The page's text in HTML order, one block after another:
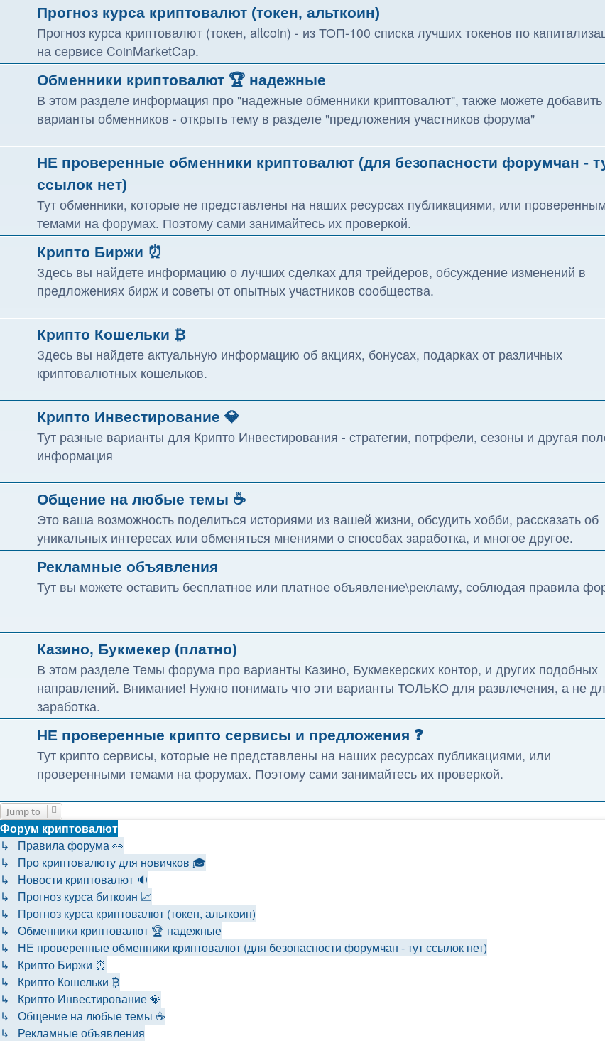
Прогноз курса криптовалют (токен, альткоин)
Прогноз курса криптовалют (токен, altcoin) - из ТОП-100 списка лучших токенов по
на сервисе CoinMarketCap.
Обменники криптовалют 🏆 надежные
В этом разделе информация про "надежные обменники криптовалют", также можете добавить
варианты обменников - открыть тему в разделе "предложения участников форума"
НЕ проверенные обменники криптовалют (для безопасности форумчан -
ссылок нет)
Тут обменники, которые не представлены на наших ресурсах публикациями, или
темами на форумах. Поэтому сами занимайтесь их проверкой.
Крипто Биржи ⏰
Здесь вы найдете информацию о лучших сделках для трейдеров, обсуждение изменений в
предложениях бирж и советы от опытных участников сообщества.
Крипто Кошельки ₿
Здесь вы найдете актуальную информацию об акциях, бонусах, подарках от различных
криптовалютных кошельков.
Крипто Инвестирование 💎
Тут разные варианты для Крипто Инвестирования - стратегии, потрфели, сезоны и другая
информация
Общение на любые темы ☕
Это ваша возможность поделиться историями из вашей жизни, обсудить хобби, рассказать об
уникальных интересах или обменяться мнениями о способах заработка, и многое другое.
Рекламные объявления
Тут вы можете оставить бесплатное или платное объявление\рекламу, соблюдая правила
Казино, Букмекер (платно)
В этом разделе Темы форума про варианты Казино, Букмекерских контор, и других подобных
направлений. Внимание! Нужно понимать что эти варианты ТОЛЬКО для развлечения, а не
заработка.
НЕ проверенные крипто сервисы и предложения ❓
Тут крипто сервисы, которые не представлены на наших ресурсах публикациями, или
проверенными темами на форумах. Поэтому сами занимайтесь их проверкой.
Jump to
Форум криптовалют
↳ Правила форума 👀
↳ Про криптовалюту для новичков 🎓
↳ Новости криптовалют 🔉
↳ Прогноз курса биткоин 📈
↳ Прогноз курса криптовалют (токен, альткоин)
↳ Обменники криптовалют 🏆 надежные
↳ НЕ проверенные обменники криптовалют (для безопасности форумчан - тут ссылок нет)
↳ Крипто Биржи ⏰
↳ Крипто Кошельки ₿
↳ Крипто Инвестирование 💎
↳ Общение на любые темы ☕
↳ Рекламные объявления